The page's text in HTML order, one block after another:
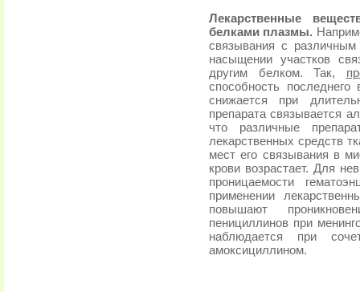
Лекарственные
белками плазмы.
связывания с
насыщении участков
другим белком. Так,
способность
снижается при
препарата связывается
что различные
лекарственных средств
мест его связывания в
крови возрастает. Для
проницаемости
применении
повышают
пенициллинов при
наблюдается при
амоксициллином.